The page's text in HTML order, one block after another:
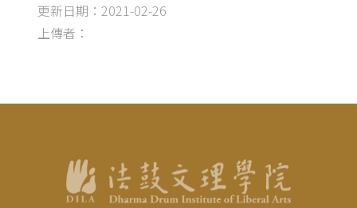
更新日期：2021-02-26
上傳者：